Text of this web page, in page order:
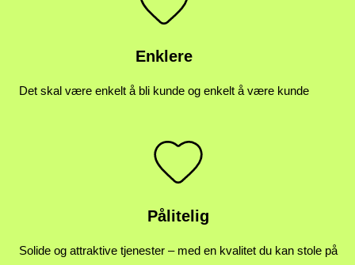
Enklere
Det skal være enkelt å bli kunde og enkelt å være kunde
Pålitelig
Solide og attraktive tjenester – med en kvalitet du kan stole på